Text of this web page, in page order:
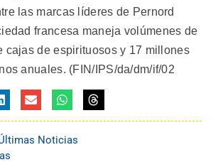
las marcas líderes de Pernord
francesa maneja volúmenes de
cajas de espirituosos y 17 millones
anuales. (FIN/IPS/da/dm/if/02
Noticias